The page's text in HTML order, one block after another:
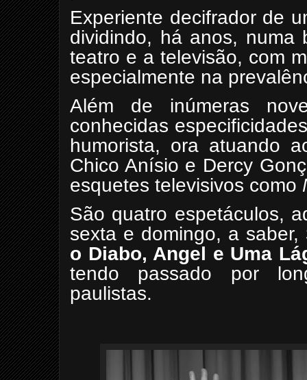
Experiente decifrador de
dividindo, há anos, numa
teatro e a televisão, com
especialmente na
Além de inúmeras
conhecidas
humorista, ora atuando
Chico Anísio e Dercy
esquetes televisivos como
São quatro espetáculos,
sexta e domingo, a saber,
o Diabo, Angel e Uma
tendo passado por
paulistas.